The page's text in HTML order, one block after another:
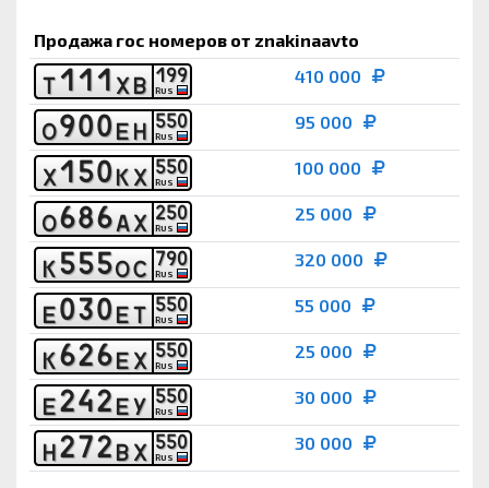
Продажа гос номеров от znakinaavto
Т111 ХВ 199
RUS
410 000
О900ЕН 550
RUS
95 000
Х150К Х 550
RUS
100 000
О686АХ 250
RUS
25 000
К555ОС 790
RUS
320 000
Е030ЕТ 550
RUS
55 000
К626ЕХ 550
RUS
25 000
Е242ЕУ 550
RUS
30 000
Н272ВХ 550
RUS
30 000